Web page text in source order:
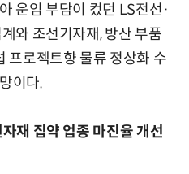
운임 부담이 컸던 LS전선·
와 조선기자재, 방산 부품
프로젝트향 물류 정상화 수
이다.
재 집약 업종 마진율 개선